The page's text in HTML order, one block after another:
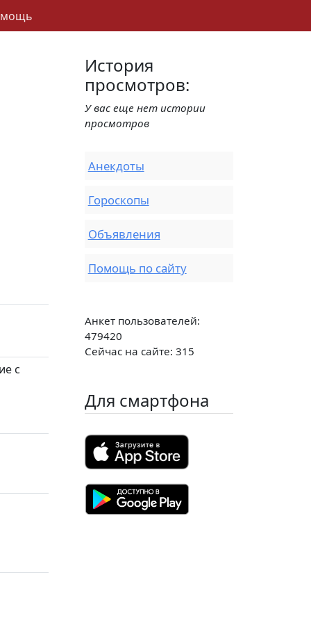
с
История
просмотров:
У вас еще нет истории
просмотров
Анекдоты
Гороскопы
Объявления
Помощь по сайту
Анкет пользователей:
479420
Сейчас на сайте: 315
Для смартфона